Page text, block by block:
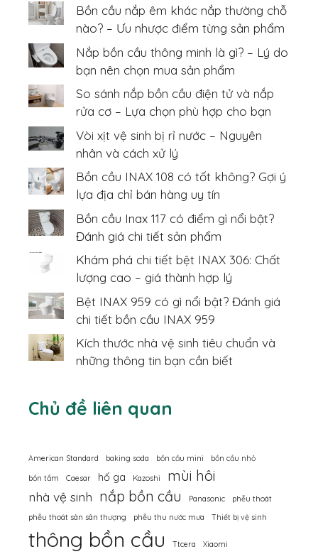
Bồn cầu nắp êm khác nắp thường chỗ
nào? – Ưu nhược điểm từng sản phẩm
Nắp bồn cầu thông minh là gì? – Lý do
bạn nên chọn mua sản phẩm
So sánh nắp bồn cầu điện tử và nắp
rửa cơ – Lựa chọn phù hợp cho bạn
Vòi xịt vệ sinh bị rỉ nước – Nguyên
nhân và cách xử lý
Bồn cầu INAX 108 có tốt không? Gợi ý
lựa địa chỉ bán hàng uy tín
Bồn cầu Inax 117 có điểm gì nổi bật?
Đánh giá chi tiết sản phẩm
Khám phá chi tiết bệt INAX 306: Chất
lượng cao – giá thành hợp lý
Bệt INAX 959 có gì nổi bật? Đánh giá
chi tiết bồn cầu INAX 959
Kích thước nhà vệ sinh tiêu chuẩn và
những thông tin bạn cần biết
Chủ đề liên quan
American Standard baking soda bồn cầu mini
bồn cầu nhỏ
bồn tắm
Caesar hố ga Kazoshi mùi hôi
nhà vệ sinh nắp bồn cầu Panasonic
phễu thoát
phễu thoát sàn sân thượng
phễu thu nước mưa Thiết bị vệ sinh
thông bồn cầu Ttcera Xiaomi